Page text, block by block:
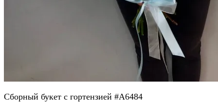
Сборный букет с гортензией #A6484